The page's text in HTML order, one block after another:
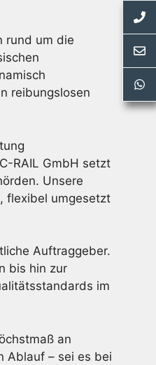
rund um die
reibungslosen
RAIL GmbH setzt
Unsere
flexibel umgesetzt
Auftraggeber.
bis hin zur
im
an
Ablauf – sei es bei